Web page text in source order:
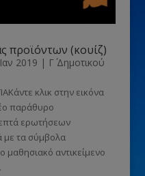
προϊόντων (κουίζ)
2019 | Γ΄ Δημοτικού
κλικ στην εικόνα
παράθυρο
ερωτήσεων
με τα σύμβολα
μαθησιακό αντικείμενο